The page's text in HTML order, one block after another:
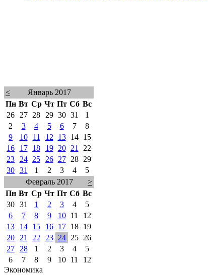
<
Январь 2017
Пн Вт Ср Чт Пт Сб Вс
26
27 28 29 30 31
1
2
3 4 5 6 7
8
9
10 11 12 13 14
15
16
17 18 19 20 21
22
23
24 25 26 27 28
29
30 31 1 2 3 4
5
Февраль 2017
>
Пн Вт Ср Чт Пт Сб Вс
30 31 1 2 3 4
5
6
7 8 9 10 11
12
13
14 15 16 17 18
19
20
21 22 23 24 25
26
27
28 1 2 3 4
5
6
7 8 9 10 11
12
Экономика